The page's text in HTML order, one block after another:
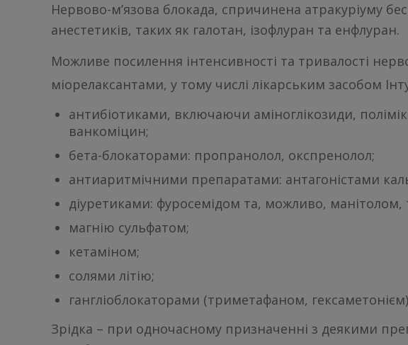
Нервово-м’язова блокада, спричинена атракуріуму
анестетиків, таких як галотан, ізофлуран та енфлуран.
Можливе посилення інтенсивності та тривалості
міорелаксантами, у тому числі лікарським засобом
антибіотиками, включаючи аміноглікозиди,
ванкоміцин;
бета-блокаторами: пропранолол, окспренолол;
антиаритмічними препаратами: антагоністами
діуретиками: фуросемідом та, можливо,
магнію сульфатом;
кетаміном;
солями літію;
гангліоблокаторами (триметафаном,
Зрідка – при одночасному призначенні з деякими